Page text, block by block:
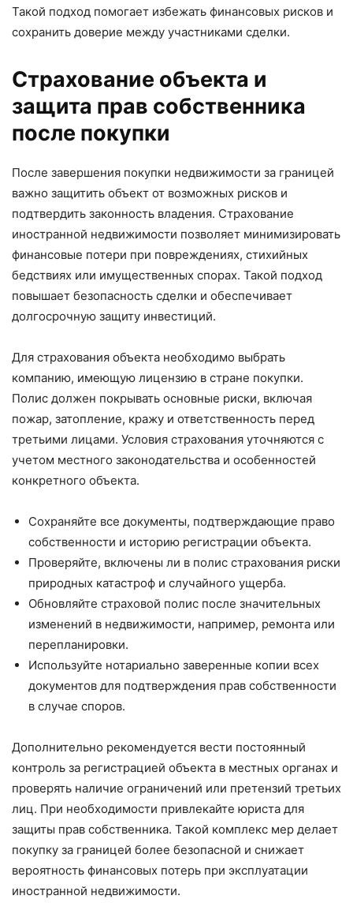
Такой подход помогает избежать финансовых рисков и
сохранить доверие между участниками сделки.
Страхование объекта и
защита прав собственника
после покупки
После завершения покупки недвижимости за границей
важно защитить объект от возможных рисков и
подтвердить законность владения. Страхование
иностранной недвижимости позволяет минимизировать
финансовые потери при повреждениях, стихийных
бедствиях или имущественных спорах. Такой подход
повышает безопасность сделки и обеспечивает
долгосрочную защиту инвестиций.
Для страхования объекта необходимо выбрать
компанию, имеющую лицензию в стране покупки.
Полис должен покрывать основные риски, включая
пожар, затопление, кражу и ответственность перед
третьими лицами. Условия страхования уточняются с
учетом местного законодательства и особенностей
конкретного объекта.
Сохраняйте все документы, подтверждающие право
собственности и историю регистрации объекта.
Проверяйте, включены ли в полис страхования риски
природных катастроф и случайного ущерба.
Обновляйте страховой полис после значительных
изменений в недвижимости, например, ремонта или
перепланировки.
Используйте нотариально заверенные копии всех
документов для подтверждения прав собственности
в случае споров.
Дополнительно рекомендуется вести постоянный
контроль за регистрацией объекта в местных органах и
проверять наличие ограничений или претензий третьих
лиц. При необходимости привлекайте юриста для
защиты прав собственника. Такой комплекс мер делает
покупку за границей более безопасной и снижает
вероятность финансовых потерь при эксплуатации
иностранной недвижимости.